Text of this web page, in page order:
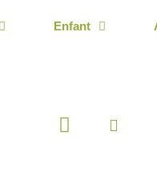
Enfant
Panier